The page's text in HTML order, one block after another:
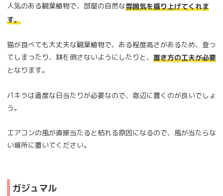
人気のある観葉植物で、部屋の自然な雰囲気を盛り上げてくれま
す。
猫が食べても大丈夫な観葉植物で、ある程度高さがあるため、登っ
てしまったり、鉢を倒さないようにしたりと、 置き方の工夫が必要
となります。
パキラは適度な日当たりが必要なので、窓辺に置くのが良いでしょ
う。
エアコンの風が直接当たると枯れる原因になるので、風が当たらな
い場所に置いてください。
ガジュマル